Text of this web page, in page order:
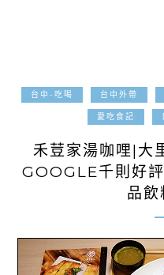
台中-吃喝 台中外帶
愛吃食記
禾荳家湯咖哩|大
GOOGLE千則好
品飲